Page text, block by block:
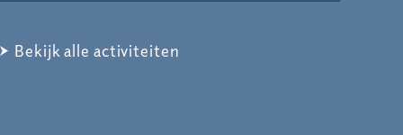
Bekijk alle activiteiten